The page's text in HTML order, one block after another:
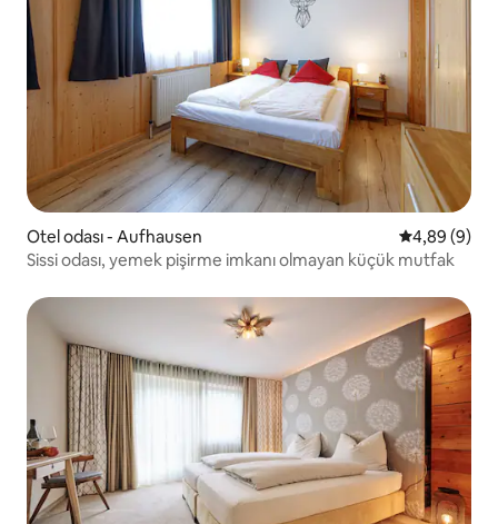
Otel odası - Aufhausen 5 üzerinden
4,89 (9)
Sissi odası, yemek pişirme imkanı olmayan küçük mutfak